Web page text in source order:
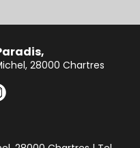
28000 Chartres